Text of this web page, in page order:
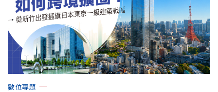
數位專題